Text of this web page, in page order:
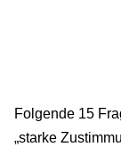
Folgende 15
„starke